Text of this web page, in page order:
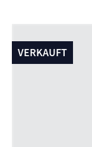
VERKAUFT